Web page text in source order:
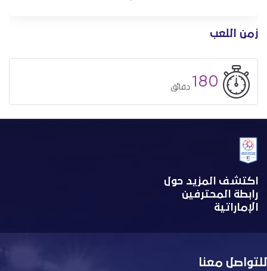
زمن اللعب
180 دقائق
اكتشف المزيد حول
رابطة المحترفين
الإماراتية
للتواصل معنا